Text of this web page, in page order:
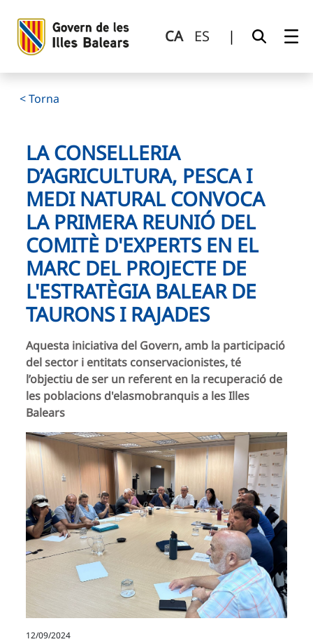
CA ES |
< Torna
LA CONSELLERIA
D’AGRICULTURA, PESCA I
MEDI NATURAL CONVOCA
LA PRIMERA REUNIÓ DEL
COMITÈ D'EXPERTS EN EL
MARC DEL PROJECTE DE
L'ESTRATÈGIA BALEAR DE
TAURONS I RAJADES
Aquesta iniciativa del Govern, amb la participació
del sector i entitats conservacionistes, té
l’objectiu de ser un referent en la recuperació de
les poblacions d'elasmobranquis a les Illes
Balears
12/09/2024